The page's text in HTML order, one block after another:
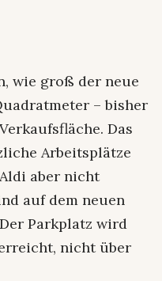
wie groß der neue
– bisher
Das
Arbeitsplätze
aber nicht
auf dem neuen
Parkplatz wird
nicht über